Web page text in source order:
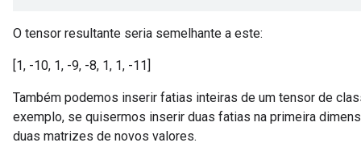
O tensor resultante seria semelhante a este:
[1, -10, 1, -9, -8, 1, 1, -11]
Também podemos inserir fatias inteiras de um tensor de
exemplo, se quisermos inserir duas fatias na primeira
duas matrizes de novos valores.